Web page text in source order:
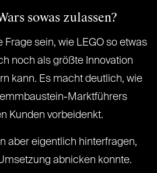
sowas zulassen?
Frage sein, wie LEGO so etwas
noch als größte Innovation
kann. Es macht deutlich, wie
Marktführers
Kunden vorbeidenkt.
aber eigentlich hinterfragen,
abnicken konnte.